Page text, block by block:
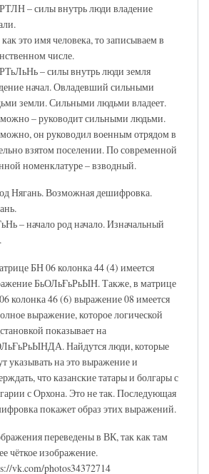
– силы внутрь люди владение
это имя человека, то записываем в
числе.
– силы внутрь люди земля
начал. Овладевший сильными
земли. Сильными людьми владеет.
– руководит сильными людьми.
он руководил военным отрядом в
взятом поселении. По современной
номенклатуре – взводный.
Нягань. Возможная дешифровка.
– начало род начало. Изначальный
БН 06 колонка 44 (4) имеется
БьОЛьҒьРьЫН. Также, в матрице
колонка 46 (6) выражение 08 имеется
выражение, которое логической
показывает на
Найдутся люди, которые
указывать на это выражение и
что казанские татары и болгары с
с Орхона. Это не так. Последующая
покажет образ этих выражений.
переведены в ВК, так как там
чёткое изображение.
vk.com/photos34372714